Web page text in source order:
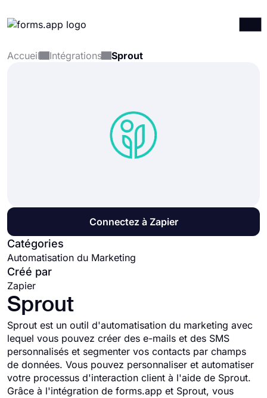
Produits
Accueil Intégrations Sprout
Connectez à Zapier
Catégories
Automatisation du Marketing
Créé par
Zapier
Sprout
Sprout est un outil d'automatisation du marketing avec
lequel vous pouvez créer des e-mails et des SMS
personnalisés et segmenter vos contacts par champs
de données. Vous pouvez personnaliser et automatiser
votre processus d'interaction client à l'aide de Sprout.
Grâce à l'intégration de forms.app et Sprout, vous